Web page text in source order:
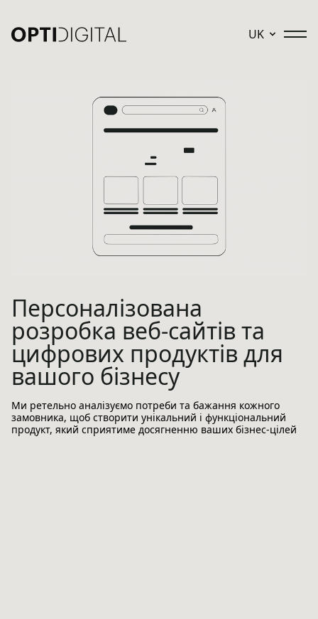
UK
Персоналізована
розробка веб-сайтів та
цифрових продуктів для
вашого бізнесу
Ми ретельно аналізуємо потреби та бажання кожного
замовника, щоб створити унікальний і функціональний
продукт, який сприятиме досягненню ваших бізнес-цілей